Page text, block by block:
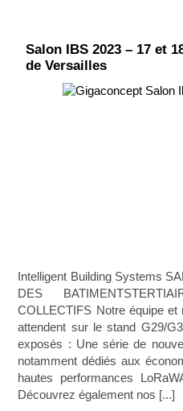
Salon IBS 2023 – 17 et
de Versailles
Intelligent Building Systems
DES
COLLECTIFS Notre équipe
attendent sur le stand G29/
exposés : Une série de
notamment dédiés aux
hautes performances
Découvrez également nos [...]